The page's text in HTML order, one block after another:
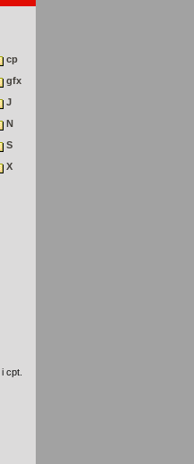
cp
gfx
J
N
S
X
i cpt.